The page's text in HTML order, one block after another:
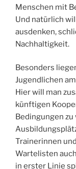
Menschen mit
Und natürlich
ausdenken,
Nachhaltigkeit.
Besonders
Jugendlichen
Hier will man
künftigen
Bedingungen zu
Trainerinnen
Wartelisten
in erster Linie